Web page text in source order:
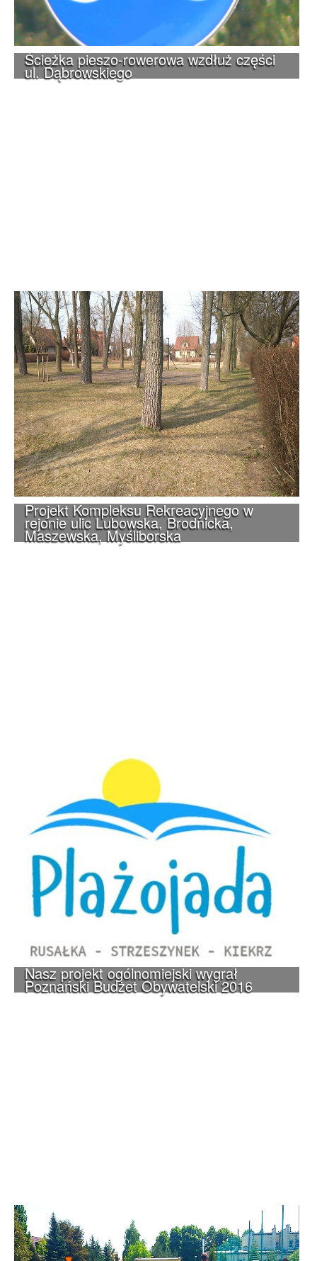
Ścieżka pieszo-rowerowa wzdłuż części
ul. Dąbrowskiego
Projekt Kompleksu Rekreacyjnego w
rejonie ulic Lubowska, Brodnicka,
Maszewska, Myśliborska
Nasz projekt ogólnomiejski wygrał
Poznański Budżet Obywatelski 2016